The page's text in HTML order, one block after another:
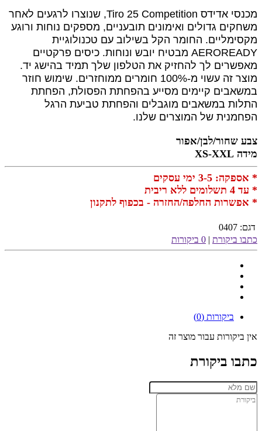
מכנסי אדידס Tiro 25 Competition, שנוצרו לרגעים לאחר
משחקים גדולים ואימונים תובעניים, מספקים נוחות ורוגע
מקסימליים. החומר הקל בשילוב עם טכנולוגיית
AEROREADY מבטיח יובש ונוחות. כיסים פרקטיים
מאפשרים לך להחזיק את הטלפון שלך תמיד בהישג יד.
מוצר זה עשוי מ-100% חומרים ממוחזרים. שימוש חוזר
במשאבים קיימים מסייע בהפחתת הפסולת, הפחתת
התלות במשאבים מוגבלים והפחתת טביעת הרגל
הפחמנית של המוצרים שלנו.
צבע שחור/לבן/אפור
מידה XS-XXL
* אספקה: 3-5 ימי עסקים
* עד 4 תשלומים ללא ריבית
* אפשרות החלפה/החזרה - בכפוף לתקנון
דגם: 0407
כתבו ביקורת | 0 ביקורות
ביקורות (0)
אין ביקורות עבור מוצר זה
כתבו ביקורת